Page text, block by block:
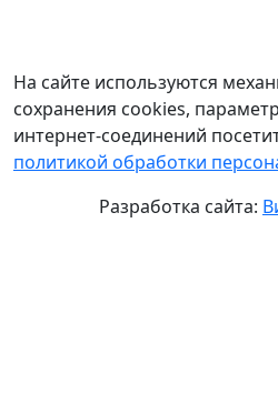
На сайте используются
сохранения cookies,
интернет-соединений
политикой обработки
Разработка сайта: